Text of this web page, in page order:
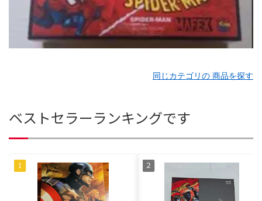
同じカテゴリの 商品を探す
ベストセラーランキングです